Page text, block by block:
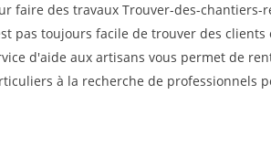
faire des travaux Trouver-des-
pas toujours facile de trouver des
d'aide aux artisans vous permet de
à la recherche de professionnels